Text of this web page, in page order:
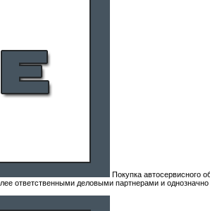
Покупка автосервисного
ответственными деловыми партнерами и